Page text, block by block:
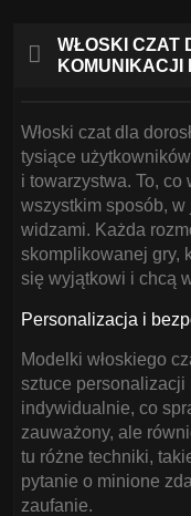
WŁOSKI CZAT
KOMUNIKACJI
Włoski czat dla
tysiące
i towarzystwa. To, co
wszystkim sposób,
widzami. Każda
skomplikowanej gry,
się wyjątkowi i chcą
Personalizacja i
Modelki włoskiego
sztuce personalizacji
indywidualnie, co
zauważony, ale
tu różne techniki,
pytanie o minione
zaufanie.